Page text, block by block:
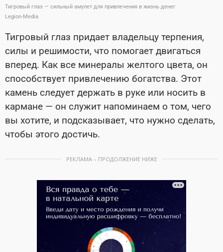
Тигровый глаз — сильный амулет для привлечения в жизнь денег
Legion-Media
Тигровый глаз придает владельцу терпения,
силы и решимости, что помогает двигаться
вперед. Как все минералы желтого цвета, он
способствует привлечению богатства. Этот
камень следует держать в руке или носить в
кармане — он служит напоминаем о том, чего
вы хотите, и подсказывает, что нужно сделать,
чтобы этого достичь.
РЕКЛАМА – ПРОДОЛЖЕНИЕ НИЖЕ